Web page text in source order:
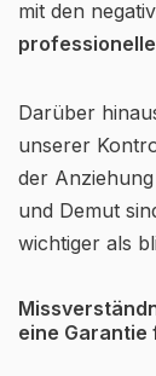
mit den
Darüber
unserer
der
und Demut
wichtiger als
eine Garantie